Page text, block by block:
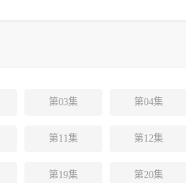
第03集 第04集
第11集 第12集
第19集 第20集